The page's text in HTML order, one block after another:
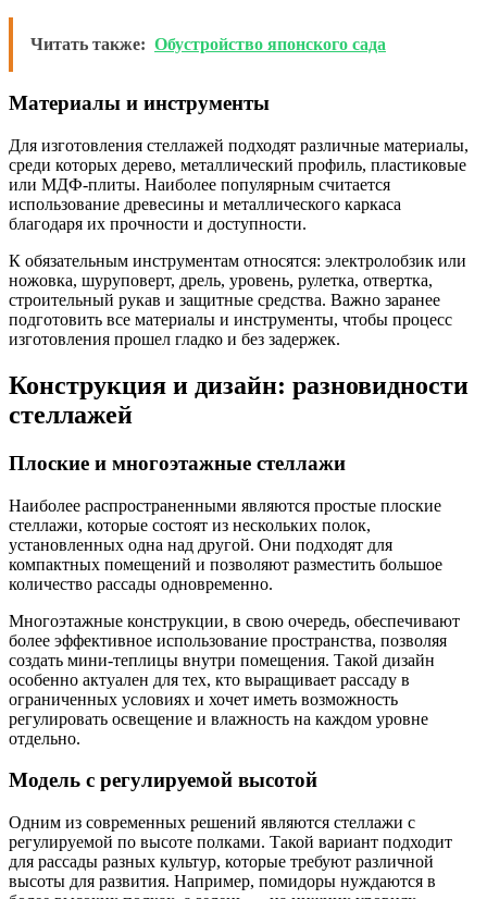
Читать также: Обустройство японского сада
Материалы и инструменты
Для изготовления стеллажей подходят различные материалы,
среди которых дерево, металлический профиль, пластиковые
или МДФ-плиты. Наиболее популярным считается
использование древесины и металлического каркаса
благодаря их прочности и доступности.
К обязательным инструментам относятся: электролобзик или
ножовка, шуруповерт, дрель, уровень, рулетка, отвертка,
строительный рукав и защитные средства. Важно заранее
подготовить все материалы и инструменты, чтобы процесс
изготовления прошел гладко и без задержек.
Конструкция и дизайн: разновидности
стеллажей
Плоские и многоэтажные стеллажи
Наиболее распространенными являются простые плоские
стеллажи, которые состоят из нескольких полок,
установленных одна над другой. Они подходят для
компактных помещений и позволяют разместить большое
количество рассады одновременно.
Многоэтажные конструкции, в свою очередь, обеспечивают
более эффективное использование пространства, позволяя
создать мини-теплицы внутри помещения. Такой дизайн
особенно актуален для тех, кто выращивает рассаду в
ограниченных условиях и хочет иметь возможность
регулировать освещение и влажность на каждом уровне
отдельно.
Модель с регулируемой высотой
Одним из современных решений являются стеллажи с
регулируемой по высоте полками. Такой вариант подходит
для рассады разных культур, которые требуют различной
высоты для развития. Например, помидоры нуждаются в